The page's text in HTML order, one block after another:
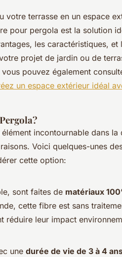
votre terrasse en un espace
pour pergola est la solution
les caractéristiques, et
projet de jardin ou de
pouvez également
un espace extérieur idéal
incontournable dans la
Voici quelques-unes
cette option:
sont faites de matériaux
cette fibre est sans
leur impact
une durée de vie de 3 à 4